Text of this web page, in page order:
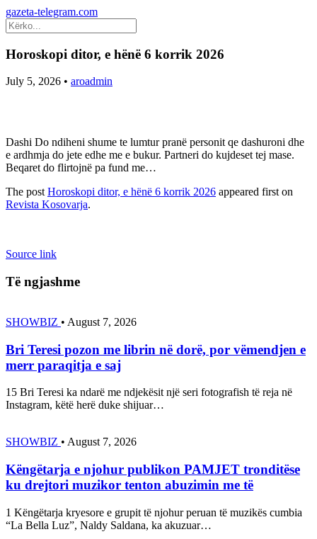
gazeta-telegram.com
Horoskopi ditor, e hënë 6 korrik 2026
July 5, 2026 • aroadmin
Dashi Do ndiheni shume te lumtur pranë personit qe dashuroni dhe
e ardhmja do jete edhe me e bukur. Partneri do kujdeset tej mase.
Beqaret do flirtojnë pa fund me…
The postHoroskopi ditor, e hënë 6 korrik 2026 appeared first on
Revista Kosovarja.
Source link
Të ngjashme
SHOWBIZ • August 7, 2026
Bri Teresi pozon me librin në dorë, por vëmendjen e
merr paraqitja e saj
15 Bri Teresi ka ndarë me ndjekësit një seri fotografish të reja në
Instagram, këtë herë duke shijuar…
SHOWBIZ • August 7, 2026
Këngëtarja e njohur publikon PAMJET tronditëse
ku drejtori muzikor tenton abuzimin me të
1 Këngëtarja kryesore e grupit të njohur peruan të muzikës cumbia
“La Bella Luz”, Naldy Saldana, ka akuzuar…